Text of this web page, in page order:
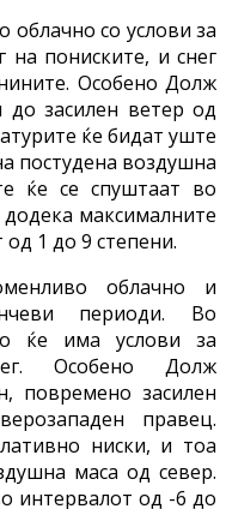
облачно со услови за
пониските, и снег
Особено Долж
засилен ветер од
ќе бидат уште
постудена воздушна
ќе се спуштаат во
максималните
од 1 до 9 степени.
облачно и
периоди. Во
ќе има услови за
Особено Долж
повремено засилен
правец.
ниски, и тоа
маса од север.
интервалот од -6 до